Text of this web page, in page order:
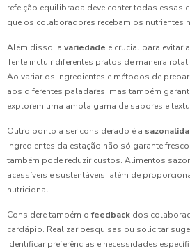
refeição equilibrada deve conter todas essas
que os colaboradores recebam os nutrientes
Além disso, a variedade é crucial para evitar
Tente incluir diferentes pratos de maneira
Ao variar os ingredientes e métodos de
aos diferentes paladares, mas também
explorem uma ampla gama de sabores e
Outro ponto a ser considerado é a
ingredientes da estação não só garante
também pode reduzir custos. Alimentos
acessíveis e sustentáveis, além de
nutricional.
Considere também o feedback dos
cardápio. Realizar pesquisas ou solicitar
identificar preferências e necessidades